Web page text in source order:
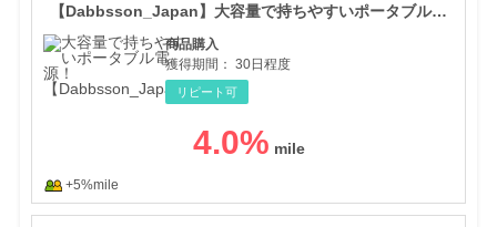
【Dabbsson_Japan】大容量で持ちやすいポータブル電源！
商品購入
獲得期間： 30日程度
リピート可
4.0%
+5%mile